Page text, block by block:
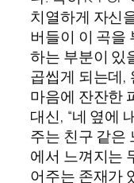
치열하게 자신
버들이 이 곡을
하는 부분이 있
곱씹게 되는데,
마음에 잔잔한
대신, “네 옆에
주는 친구 같은
에서 느껴지는
어주는 존재가